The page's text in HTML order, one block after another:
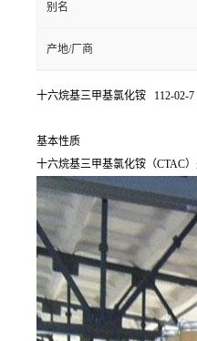
别名
产地/厂商
十六烷基三甲基氯化铵 112-02-
基本性质
十六烷基三甲基氯化铵（CTAC